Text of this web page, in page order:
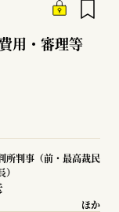
用・審理等
所判事（前・最高裁民
ほか